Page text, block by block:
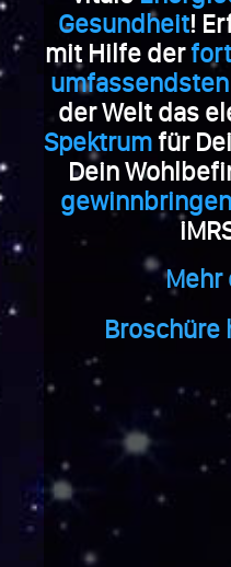
Gesundheit!
mit Hilfe der
umfassendsten
der Welt das
Spektrumfür
Dein
Mehr
Broschüre